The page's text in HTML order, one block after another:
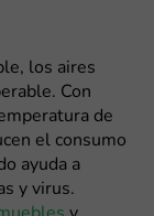
los aires
Con
de
el consumo
ayuda a
y virus.